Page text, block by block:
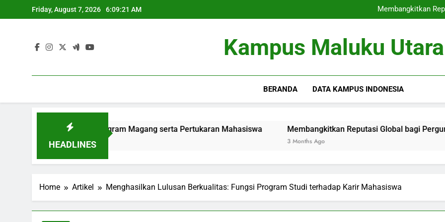
to
Friday, August 7, 2026 6:09:22 AM
Membangkitkan
Membangkitkan
Kampus Maluku Utara
BERANDA DATA KAMPUS INDONESIA
HEADLINES
Lewat Program Magang serta Pertukaran Mahasiswa Membangkitkan Reputasi Global bagi Perguruan
3 Months Ago
Home Artikel Menghasilkan Lulusan Berkualitas: Fungsi Program Studi terhadap Karir Mahasiswa